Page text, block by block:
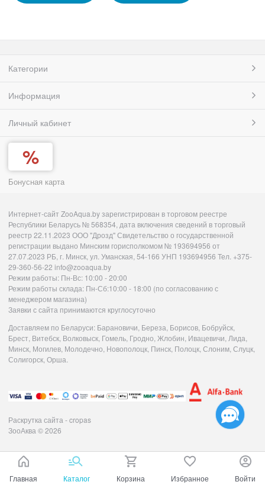
Категории
Информация
Личный кабинет
Бонусная карта
Интернет-сайт ZooAqua.by зарегистрирован в торговом реестре
Республики Беларусь № 568354, дата включения сведений в торговый
реестр 22.11.2023 ООО "Дрозд" Свидетельство о государственной
регистрации выдано Минским горисполкомом № 193694956 от
27.07.2023 РБ, г. Минск, ул. Уманская, 54-166 УНП 193694956 Тел. +375-
29-360-56-22 info@zooaqua.by
Режим работы: Пн-Вс: 10:00 - 20:00
Режим работы склада: Пн-Сб:10:00 - 18:00 (по согласованию с
менеджером магазина)
Заявки с сайта принимаются круглосуточно
Доставляем по Беларуси: Барановичи, Береза, Борисов, Бобруйск,
Брест, Витебск, Волковыск, Гомель, Гродно, Жлобин, Ивацевичи, Лида,
Минск, Могилев, Молодечно, Новополоцк, Пинск, Полоцк, Слоним, Слуцк,
Солигорск, Орша.
Раскрутка сайта - cropas
ЗооАква © 2026
Главная Каталог Корзина Избранное Войти